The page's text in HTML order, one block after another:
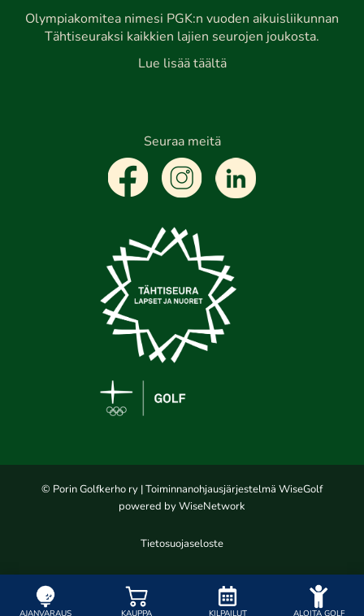
AJANVARAUS KAUPPA KILPAILUT ALOITA GOLF
Olympiakomitea nimesi PGK:n vuoden aikuisliikunnan
Tähtiseuraksi kaikkien lajien seurojen joukosta.
Lue lisää täältä
Seuraa meitä
© Porin Golfkerho ry | Toiminnanohjausjärjestelmä WiseGolf
powered by WiseNetwork
Tietosuojaseloste